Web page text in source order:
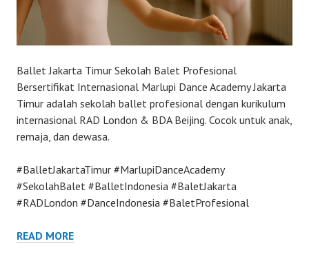
Ballet Jakarta Timur Sekolah Balet Profesional
Bersertifikat Internasional Marlupi Dance Academy Jakarta
Timur adalah sekolah ballet profesional dengan kurikulum
internasional RAD London & BDA Beijing. Cocok untuk anak,
remaja, dan dewasa.
#BalletJakartaTimur #MarlupiDanceAcademy
#SekolahBalet #BalletIndonesia #BaletJakarta
#RADLondon #DanceIndonesia #BaletProfesional
READ MORE